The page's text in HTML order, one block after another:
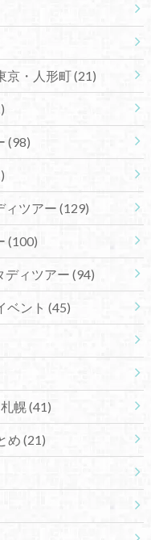
京・人形町(21)
(98)
ィツアー (129)
(100)
ディツアー (94)
ベント (45)
幌(41)
め (21)